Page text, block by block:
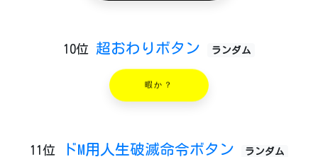
10位 超おわりボタン ランダム
暇か？
11位 ドM用人生破滅命令ボタン ランダム